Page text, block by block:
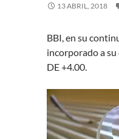
13 ABRIL, 2018
BBI, en su
incorporado a
DE +4.00.